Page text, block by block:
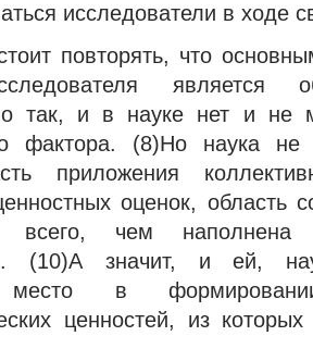
исследователи в ходе
повторять, что
является
так, и в науке нет и не
фактора. (8)Но наука
приложения
оценок, область
чем наполнена
(10)А значит, и ей,
место в
ценностей, из